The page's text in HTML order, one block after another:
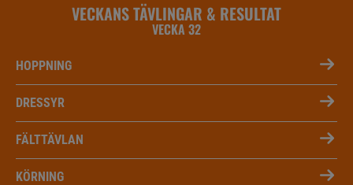
VECKANS TÄVLINGAR & RESULTAT
VECKA 32
HOPPNING
DRESSYR
FÄLTTÄVLAN
KÖRNING